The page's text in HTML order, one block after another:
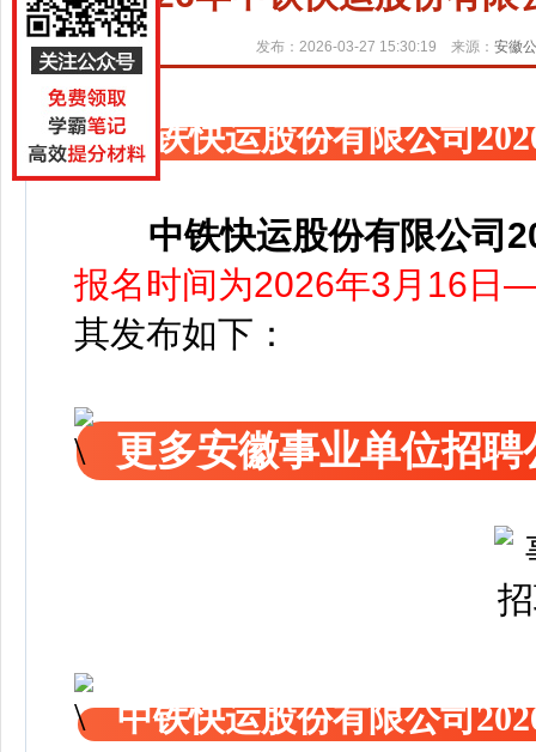
发布：2026-03-27 15:30:19 来源： 安徽
中铁快运股份有限公司
中铁快运股份有限公司
报名时间为2026年3月16日
其发布如下：
更多安徽事业单位招聘
中铁快运股份有限公司